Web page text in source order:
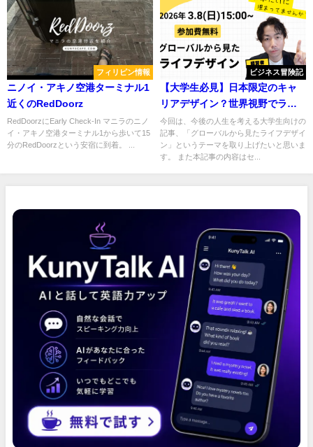
フィリピン情報
ニノイ・アキノ空港ターミナル1
近くのRedDoorz
RedDoorzにEarly Check-In マニラのニノ
イ・アキノ空港ターミナル1から歩いて15
分のRedDoorzという安宿に到着。 ...
ビジネス冒険記
【大学生必見】日本限定のキャ
リアデザイン？世界視野でライ
フデザインの枠を広げよう！
今回は、今後の人生を考える大学生向けの
記事、「グローバルから見たライフデザイ
ン」というテーマを取り上げたいと思いま
す。 また本記事の内容はセ...